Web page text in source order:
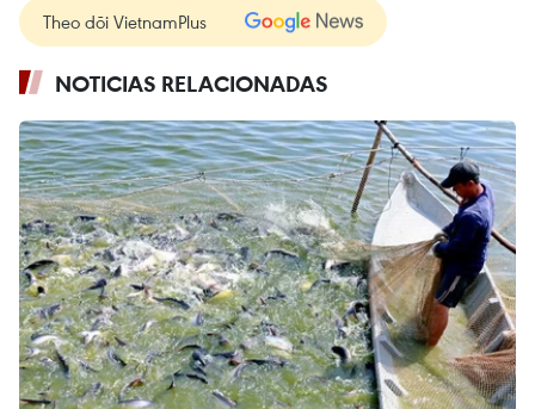
Theo dõi VietnamPlus
NOTICIAS RELACIONADAS